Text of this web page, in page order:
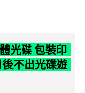
光碟 包裝印
不出光碟遊